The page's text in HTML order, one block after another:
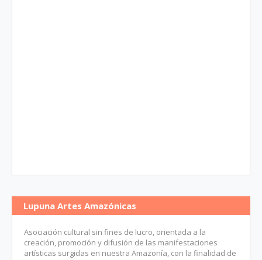
Lupuna Artes Amazónicas
Asociación cultural sin fines de lucro, orientada a la
creación, promoción y difusión de las manifestaciones
artísticas surgidas en nuestra Amazonía, con la finalidad de